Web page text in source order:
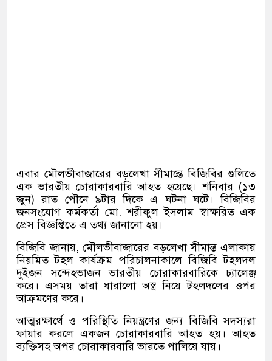
এবার মৌলভীবাজারের বড়লেখা সীমান্তে বিজিবির গুলিতে
এক ভারতীয় চোরাকারবারি আহত হয়েছে। শনিবার (১৩
জুন)রাত পৌনে ৯টার দিকে এ ঘটনা ঘটে। বিজিবির
জনসংযোগ কর্মকর্তা মো.শরীফুল ইসলাম স্বাক্ষরিত এক
প্রেস বিজ্ঞপ্তিতে এ তথ্য জানানো হয়।
বিজিবি জানায়,মৌলভীবাজারের বড়লেখা সীমান্ত এলাকায়
নিয়মিত টহল কার্যক্রম পরিচালনাকালে বিজিবি টহলদল
দুইজন সন্দেহভাজন ভারতীয় চোরাকারবারিকে চ্যালেঞ্জ
করে। এসময় তারা ধারালো অস্ত্র নিয়ে টহলদলের ওপর
আক্রমণের করে।
আত্মরক্ষার্থে ও পরিস্থিতি নিয়ন্ত্রণের জন্য বিজিবি সদস্যরা
ফায়ার করলে একজন চোরাকারবারি আহত হয়। আহত
ব্যক্তিসহ অপর চোরাকারবারি ভারতে পালিয়ে যায়।